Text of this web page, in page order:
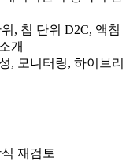
, 칩 단위 D2C, 액침
개
, 모니터링, 하이브리
재검토